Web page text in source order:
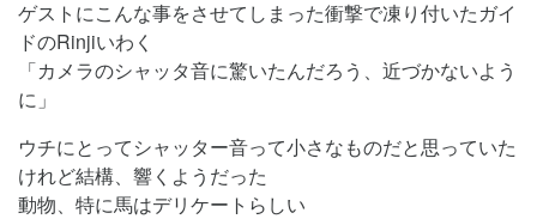
ゲストにこんな事をさせてしまった衝撃で凍り付いたガイ
ドのRinjiいわく
「カメラのシャッタ音に驚いたんだろう、近づかないよう
に」
ウチにとってシャッター音って小さなものだと思っていた
けれど結構、響くようだった
動物、特に馬はデリケートらしい